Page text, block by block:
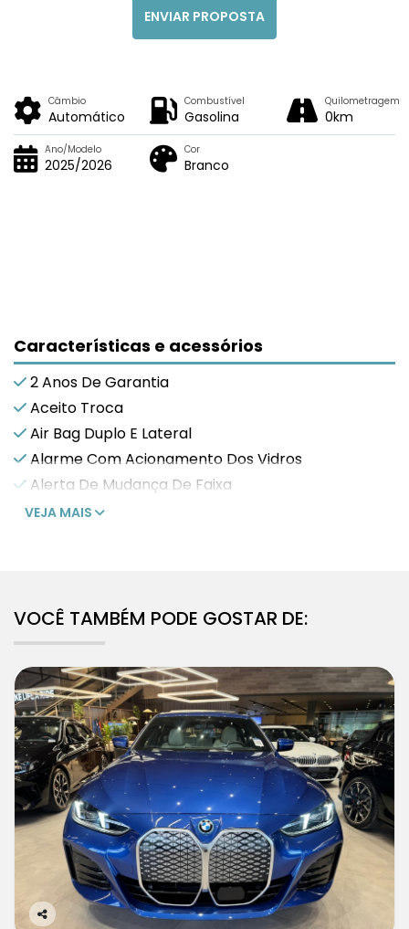
ENVIAR PROPOSTA
Câmbio
Automático
Combustível
Gasolina
Quilometragem
0km
Ano/Modelo
2025/2026
Cor
Branco
Características e acessórios
2 Anos De Garantia
Aceito Troca
Air Bag Duplo E Lateral
Alarme Com Acionamento Dos Vidros
Alerta De Mudança De Faixa
VEJA MAIS
VOCÊ TAMBÉM PODE GOSTAR DE: